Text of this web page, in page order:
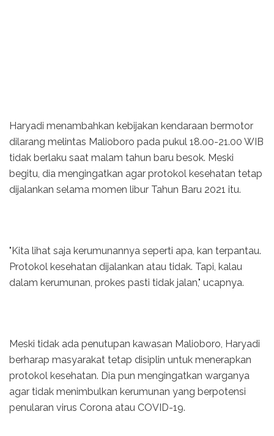
Haryadi menambahkan kebijakan kendaraan bermotor
dilarang melintas Malioboro pada pukul 18.00-21.00 WIB
tidak berlaku saat malam tahun baru besok. Meski
begitu, dia mengingatkan agar protokol kesehatan tetap
dijalankan selama momen libur Tahun Baru 2021 itu.
"Kita lihat saja kerumunannya seperti apa, kan terpantau.
Protokol kesehatan dijalankan atau tidak. Tapi, kalau
dalam kerumunan, prokes pasti tidak jalan," ucapnya.
Meski tidak ada penutupan kawasan Malioboro, Haryadi
berharap masyarakat tetap disiplin untuk menerapkan
protokol kesehatan. Dia pun mengingatkan warganya
agar tidak menimbulkan kerumunan yang berpotensi
penularan virus Corona atau COVID-19.